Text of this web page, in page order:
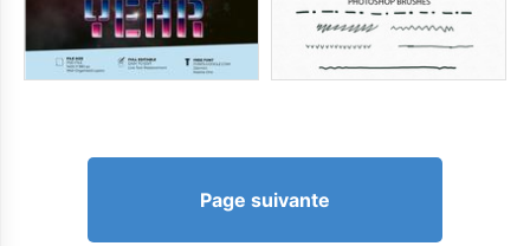
Page suivante